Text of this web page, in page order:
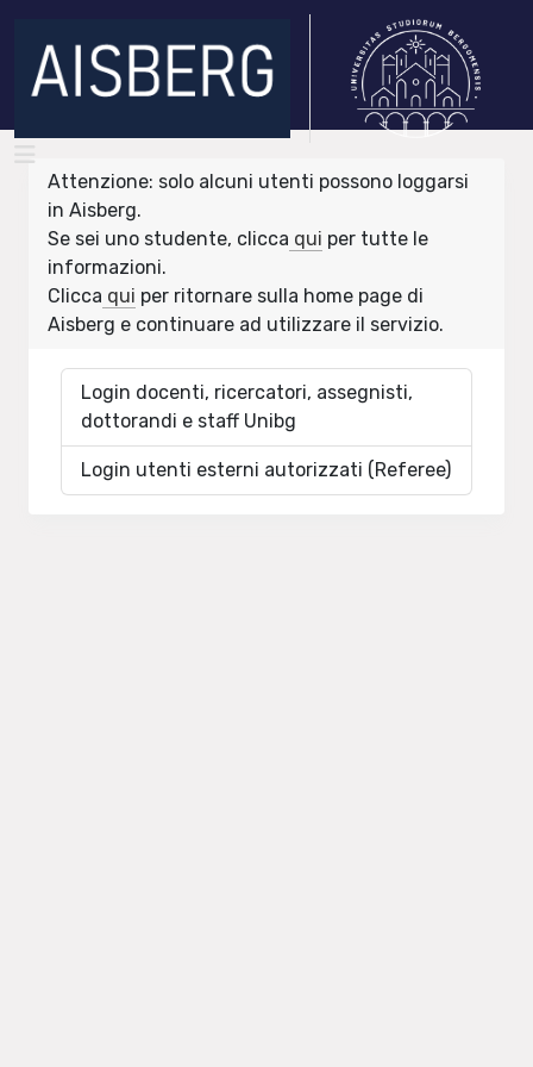
Attenzione: solo alcuni utenti possono loggarsi
in Aisberg.
Se sei uno studente, clicca qui per tutte le
informazioni.
Clicca qui per ritornare sulla home page di
Aisberg e continuare ad utilizzare il servizio.
Login docenti, ricercatori, assegnisti,
dottorandi e staff Unibg
Login utenti esterni autorizzati (Referee)